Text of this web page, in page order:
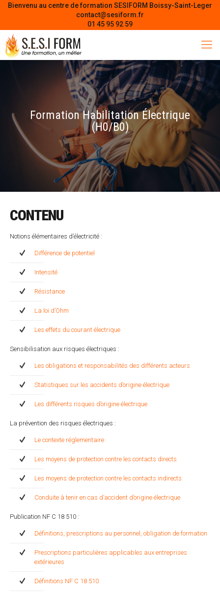
Bienvenu au centre de formation SESIFORM Boissy-Saint-Leger
contact@sesiform.fr
01 45 95 92 59
Formation Habilitation Électrique
(H0/B0)
CONTENU
Notions élémentaires d’électricité :
Différence de potentiel
Intensité
Résistance
La loi d’Ohm
Les effets du courant électrique
Sensibilisation aux risques électriques :
Les obligations et responsabilités des différents acteurs
Statistiques sur les accidents d’origine électrique
Les différents risques d’origine électrique
La prévention des risques électriques :
Le contexte réglementaire
Les moyens de protection contre les contacts directs
Les moyens de protection contre les contacts indirects
Conduite à tenir en cas d’accident d’origine électrique
Publication NF C 18 510 :
Définitions, prescriptions au personnel, obligation de formation
Prescriptions particulières applicables aux entreprises
extérieures
Définitions NF C 18 510